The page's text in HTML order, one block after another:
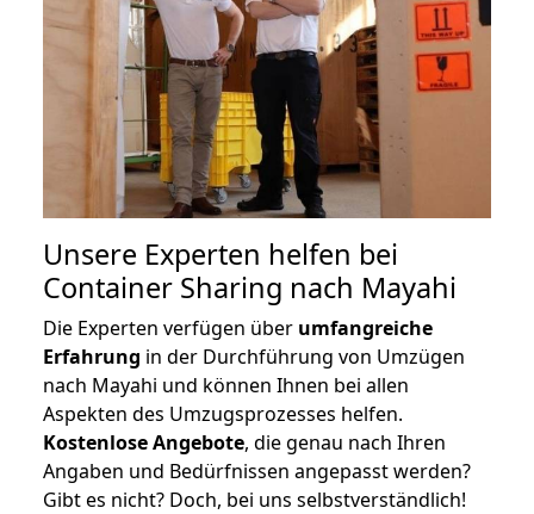
Unsere Experten helfen bei
Container Sharing nach Mayahi
Die Experten verfügen über umfangreiche
Erfahrung in der Durchführung von Umzügen
nach Mayahi und können Ihnen bei allen
Aspekten des Umzugsprozesses helfen.
Kostenlose Angebote, die genau nach Ihren
Angaben und Bedürfnissen angepasst werden?
Gibt es nicht? Doch, bei uns selbstverständlich!